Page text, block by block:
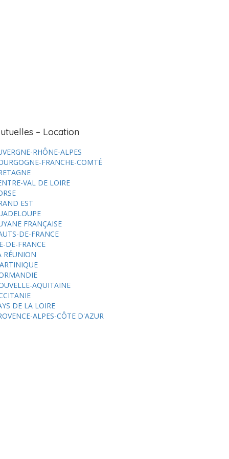
– Location
RHÔNE-ALPES
FRANCHE-COMTÉ
VAL DE LOIRE
EST
FRANÇAISE
DE-FRANCE
DE-FRANCE
RÉUNION
AQUITAINE
DE LA LOIRE
ALPES-CÔTE D'AZUR